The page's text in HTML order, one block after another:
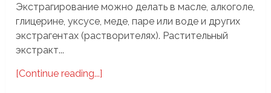
Экстрагирование можно делать в масле, алкоголе,
глицерине, уксусе, меде, паре или воде и других
экстрагентах (растворителях). Растительный
экстракт...
[Continue reading...]